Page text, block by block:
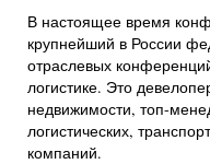
В настоящее время
крупнейший в России
отраслевых
логистике. Это
недвижимости, топ-
логистических,
компаний.